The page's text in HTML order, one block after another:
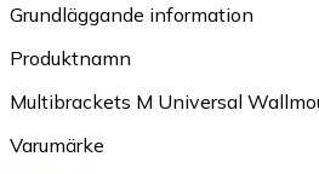
Grundläggande information
Produktnamn
Multibrackets M Universal
Varumärke